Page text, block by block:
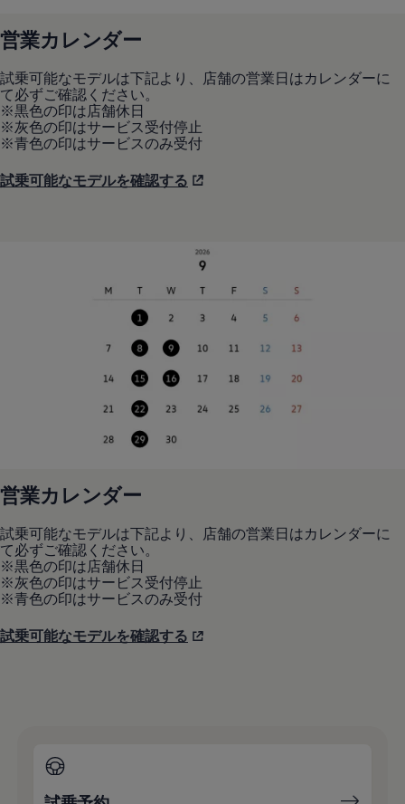
営業カレンダー
試乗可能なモデルは下記より、店舗の営業日はカレンダーに
て必ずご確認ください。
※黒色の印は店舗休日
※灰色の印はサービス受付停止
※青色の印はサービスのみ受付
試乗可能なモデルを確認する
営業カレンダー
試乗可能なモデルは下記より、店舗の営業日はカレンダーに
て必ずご確認ください。
※黒色の印は店舗休日
※灰色の印はサービス受付停止
※青色の印はサービスのみ受付
試乗可能なモデルを確認する